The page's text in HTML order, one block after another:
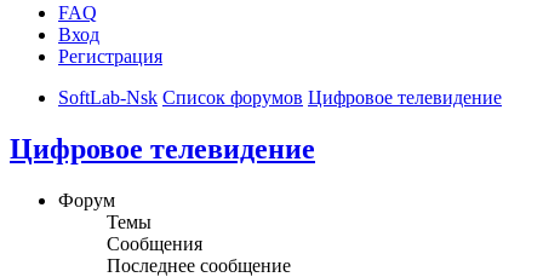
FAQ
Вход
Регистрация
SoftLab-Nsk Список форумов Цифровое телевидение
Цифровое телевидение
Форум
Темы
Сообщения
Последнее сообщение